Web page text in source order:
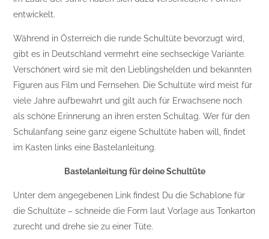
entwickelt.
Während in Österreich die runde Schultüte bevorzugt wird,
gibt es in Deutschland vermehrt eine sechseckige Variante.
Verschönert wird sie mit den Lieblingshelden und bekannten
Figuren aus Film und Fernsehen. Die Schultüte wird meist für
viele Jahre aufbewahrt und gilt auch für Erwachsene noch
als schöne Erinnerung an ihren ersten Schultag. Wer für den
Schulanfang seine ganz eigene Schultüte haben will, findet
im Kasten links eine Bastelanleitung.
Bastelanleitung für deine Schultüte
Unter dem angegebenen Link findest Du die Schablone für
die Schultüte – schneide die Form laut Vorlage aus Tonkarton
zurecht und drehe sie zu einer Tüte.